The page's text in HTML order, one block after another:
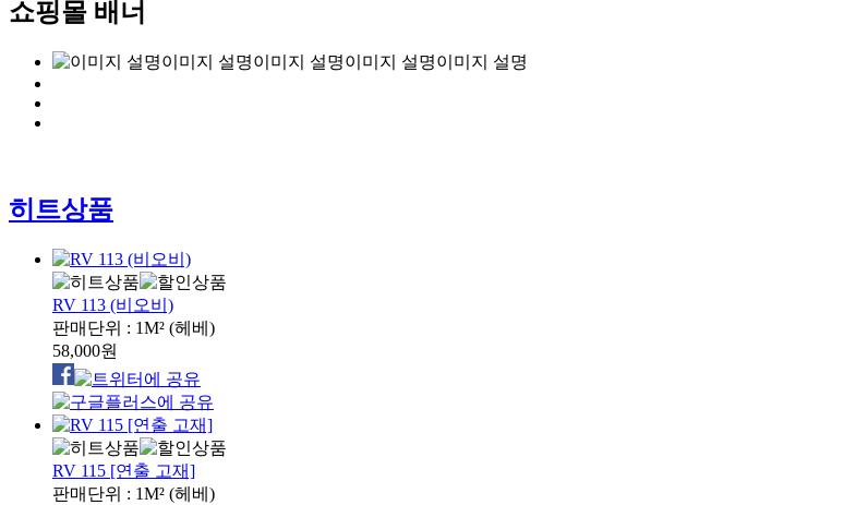
쇼핑몰 배너
히트상품
RV 113 (비오비)
판매단위 : 1M² (헤베)
58,000원
RV 115 [연출 고재]
판매단위 : 1M² (헤베)